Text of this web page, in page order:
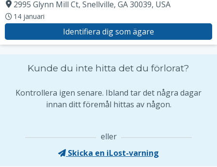
2995 Glynn Mill Ct, Snellville, GA 30039, USA
14 januari
Identifiera dig som ägare
Kunde du inte hitta det du förlorat?
Kontrollera igen senare. Ibland tar det några dagar
innan ditt föremål hittas av någon.
eller
Skicka en iLost-varning